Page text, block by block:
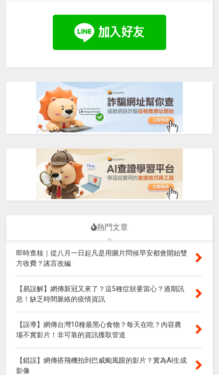
熱門文章
即時查核｜從八月一日起凡是用圖片問候早安都會開始雙
方收費？謠言改編
【易誤解】網傳新冠又來了？這5種症狀要當心？過期訊
息！缺乏時間脈絡的疫情資訊
【誤導】網傳台灣10種最黑心食物？每天在吃？內容農
場不實影片！非可靠的資訊獲取管道
【錯誤】網傳搭飛機拍到巴威颱風眼的影片？實為AI生成
影像